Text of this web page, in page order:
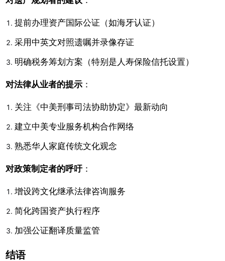
提前办理资产国际公证（如海牙认证）
采用中英文对照遗嘱并录像存证
明确税务筹划方案（特别是人寿保险信托设置）
对法律从业者的提示 ：
关注《中美刑事司法协助协定》最新动向
建立中美专业服务机构合作网络
熟悉华人家庭传统文化观念
对政策制定者的呼吁：
增设跨文化继承法律咨询服务
简化跨国资产执行程序
加强公证翻译质量监管
结语